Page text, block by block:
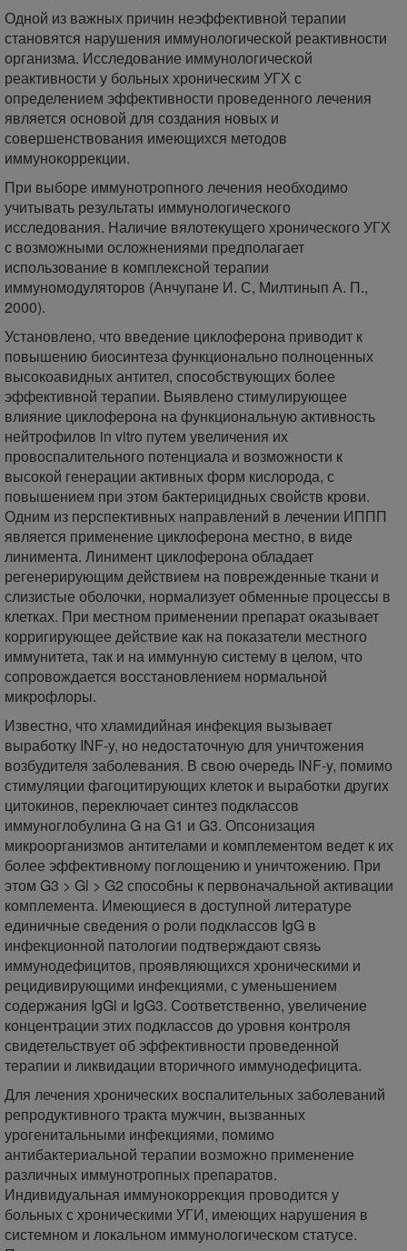
Одной из важных причин неэффективной терапии
становятся нарушения иммунологической реактивности
организма. Исследование иммунологической
реактивности у больных хроническим УГХ с
определением эффективности проведенного лечения
является основой для создания новых и
совершенствования имеющихся методов
иммунокоррекции.
При выборе иммунотропного лечения необходимо
учитывать результаты иммунологического
исследования. Наличие вялотекущего хронического УГХ
с возможными осложнениями предполагает
использование в комплексной терапии
иммуномодуляторов (Анчупане И. С, Милтинып А. П.,
2000).
Установлено, что введение циклоферона приводит к
повышению биосинтеза функционально полноценных
высокоавидных антител, способствующих более
эффективной терапии. Выявлено стимулирующее
влияние циклоферона на функциональную активность
нейтрофилов in vitro путем увеличения их
провоспалительного потенциала и возможности к
высокой генерации активных форм кислорода, с
повышением при этом бактерицидных свойств крови.
Одним из перспективных направлений в лечении ИППП
является применение циклоферона местно, в виде
линимента. Линимент циклоферона обладает
регенерирующим действием на поврежденные ткани и
слизистые оболочки, нормализует обменные процессы в
клетках. При местном применении препарат оказывает
корригирующее действие как на показатели местного
иммунитета, так и на иммунную систему в целом, что
сопровождается восстановлением нормальной
микрофлоры.
Известно, что хламидийная инфекция вызывает
выработку INF-y, но недостаточную для уничтожения
возбудителя заболевания. В свою очередь INF-y, помимо
стимуляции фагоцитирующих клеток и выработки других
цитокинов, переключает синтез подклассов
иммуноглобулина G на G1 и G3. Опсонизация
микроорганизмов антителами и комплементом ведет к их
более эффективному поглощению и уничтожению. При
этом G3 > Gl > G2 способны к первоначальной активации
комплемента. Имеющиеся в доступной литературе
единичные сведения о роли подклассов IgG в
инфекционной патологии подтверждают связь
иммунодефицитов, проявляющихся хроническими и
рецидивирующими инфекциями, с уменьшением
содержания IgGl и IgG3. Соответственно, увеличение
концентрации этих подклассов до уровня контроля
свидетельствует об эффективности проведенной
терапии и ликвидации вторичного иммунодефицита.
Для лечения хронических воспалительных заболеваний
репродуктивного тракта мужчин, вызванных
урогенитальными инфекциями, помимо
антибактериальной терапии возможно применение
различных иммунотропных препаратов.
Индивидуальная иммунокоррекция проводится у
больных с хроническими УГИ, имеющих нарушения в
системном и локальном иммунологическом статусе.